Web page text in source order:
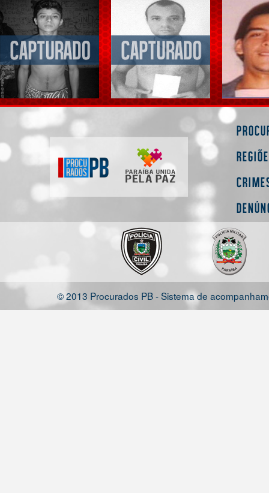
© 2013 Procurados PB - Sistema de